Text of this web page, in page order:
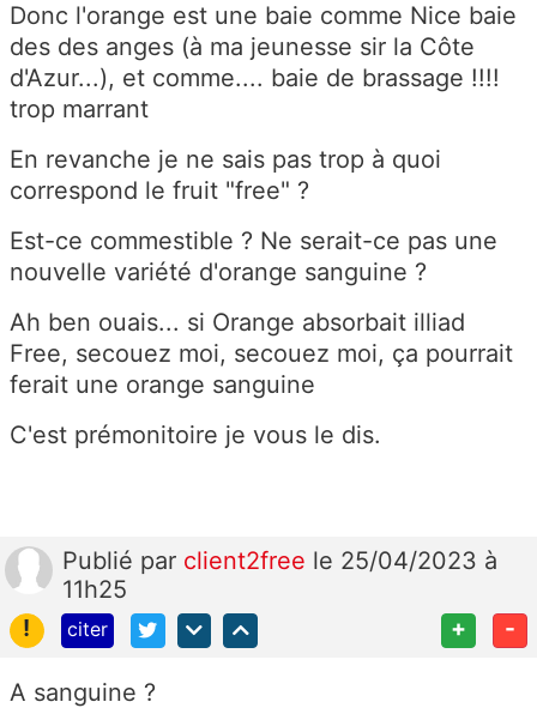
Donc l'orange est une baie comme Nice baie
des des anges (à ma jeunesse sir la Côte
d'Azur...), et comme.... baie de brassage !!!!
trop marrant
En revanche je ne sais pas trop à quoi
correspond le fruit "free" ?
Est-ce commestible ? Ne serait-ce pas une
nouvelle variété d'orange sanguine ?
Ah ben ouais... si Orange absorbait illiad
Free, secouez moi, secouez moi, ça pourrait
ferait une orange sanguine
C'est prémonitoire je vous le dis.
Publié par client2free le 25/04/2023 à
11h25
!
citer + -
A sanguine ?